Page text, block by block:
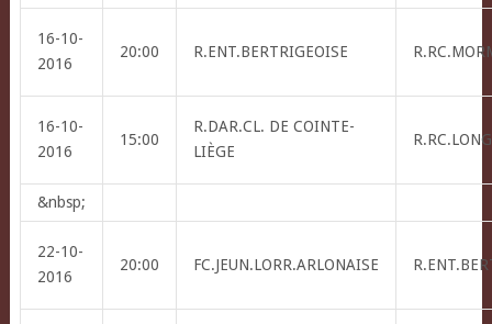
16-10-
2016
20:00 R.ENT.BERTRIGEOISE
16-10-
2016
15:00
R.DAR.CL. DE COINTE-
LIÈGE
&nbsp;
22-10-
2016
20:00 FC.JEUN.LORR.ARLONAISE